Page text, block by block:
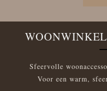
Sfeervolle
Voor een warm,